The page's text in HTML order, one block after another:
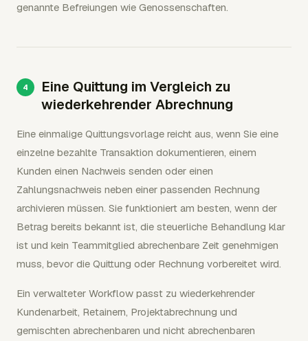
genannte Befreiungen wie Genossenschaften.
Eine Quittung im Vergleich zu
wiederkehrender Abrechnung
Eine einmalige Quittungsvorlage reicht aus, wenn Sie eine
einzelne bezahlte Transaktion dokumentieren, einem
Kunden einen Nachweis senden oder einen
Zahlungsnachweis neben einer passenden Rechnung
archivieren müssen. Sie funktioniert am besten, wenn der
Betrag bereits bekannt ist, die steuerliche Behandlung klar
ist und kein Teammitglied abrechenbare Zeit genehmigen
muss, bevor die Quittung oder Rechnung vorbereitet wird.
Ein verwalteter Workflow passt zu wiederkehrender
Kundenarbeit, Retainern, Projektabrechnung und
gemischten abrechenbaren und nicht abrechenbaren